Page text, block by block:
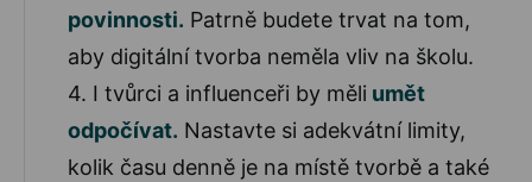
povinnosti. Patrně budete trvat na tom,
aby digitální tvorba neměla vliv na školu.
4. I tvůrci a influenceři by měli umět
odpočívat. Nastavte si adekvátní limity,
kolik času denně je na místě tvorbě a také